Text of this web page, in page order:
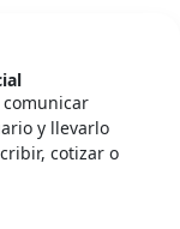
comunicar
y llevarlo
cotizar o